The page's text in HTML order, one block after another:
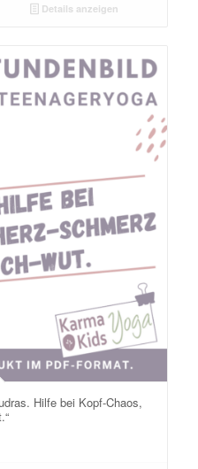
Details anzeigen
Hilfe bei Kopf-Chaos,